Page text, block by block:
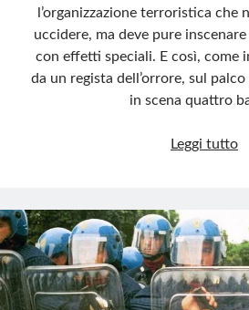
l’organizzazione terroristica che
uccidere, ma deve pure
con effetti speciali. E così, come
da un regista dell’orrore, sul
in scena quattro
Leggi tutto
si